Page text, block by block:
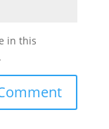
in this